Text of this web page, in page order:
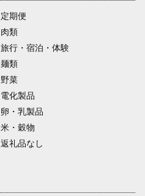
定期便
肉類
旅行・宿泊・体験
麺類
野菜
電化製品
卵・乳製品
米・穀物
返礼品なし